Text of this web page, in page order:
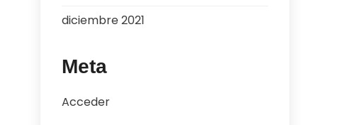
diciembre 2021
Meta
Acceder